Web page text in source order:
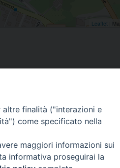
Leaflet |
70014 CONVERSANO
finalità ("interazioni e
come specificato nella
maggiori informazioni sui
informativa proseguirai la